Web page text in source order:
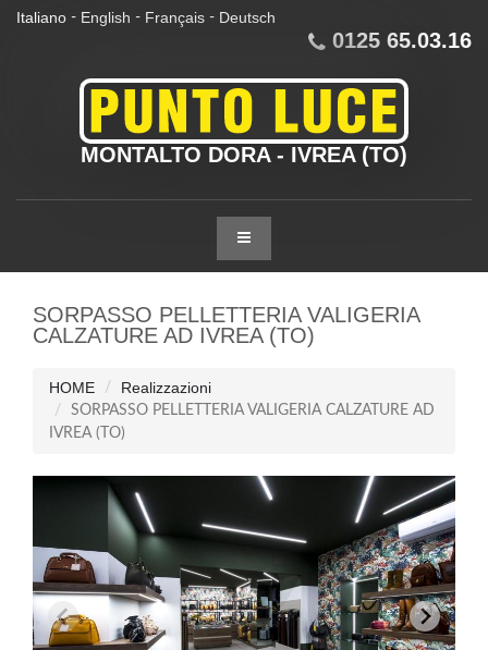
Italiano - English - Français - Deutsch
0125 65.03.16
MONTALTO DORA - IVREA (TO)
SORPASSO PELLETTERIA VALIGERIA
CALZATURE AD IVREA (TO)
HOME Realizzazioni
SORPASSO PELLETTERIA VALIGERIA CALZATURE AD
IVREA (TO)